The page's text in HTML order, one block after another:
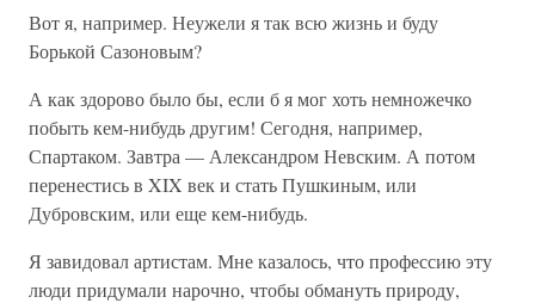
Вот я, например. Неужели я так всю жизнь и буду
Борькой Сазоновым?
А как здорово было бы, если б я мог хоть немножечко
побыть кем-нибудь другим! Сегодня, например,
Спартаком. Завтра — Александром Невским. А потом
перенестись в XIX век и стать Пушкиным, или
Дубровским, или еще кем-нибудь.
Я завидовал артистам. Мне казалось, что профессию эту
люди придумали нарочно, чтобы обмануть природу,